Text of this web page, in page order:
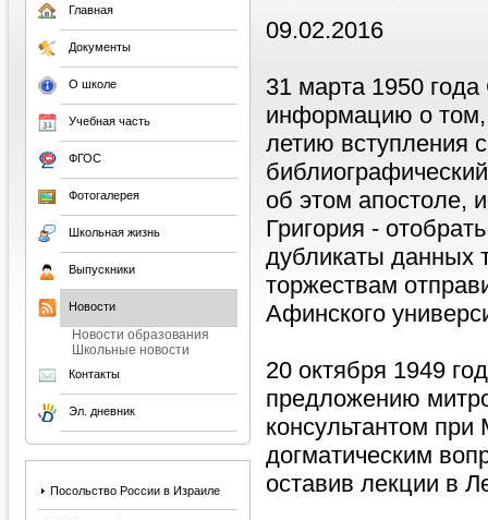
Главная
Документы
О школе
Учебная часть
ФГОС
Фотогалерея
Школьная жизнь
Выпускники
Новости
Новости образования
Школьные новости
Контакты
Эл. дневник
Посольство России в Израиле
09.02.2016
31 марта 1950
информацию о том,
летию вступления
об этом апостоле,
Григория -
дубликаты данных
торжествам
Афинского
20 октября 1949
предложению
консультантом
догматическим
оставив лекции в